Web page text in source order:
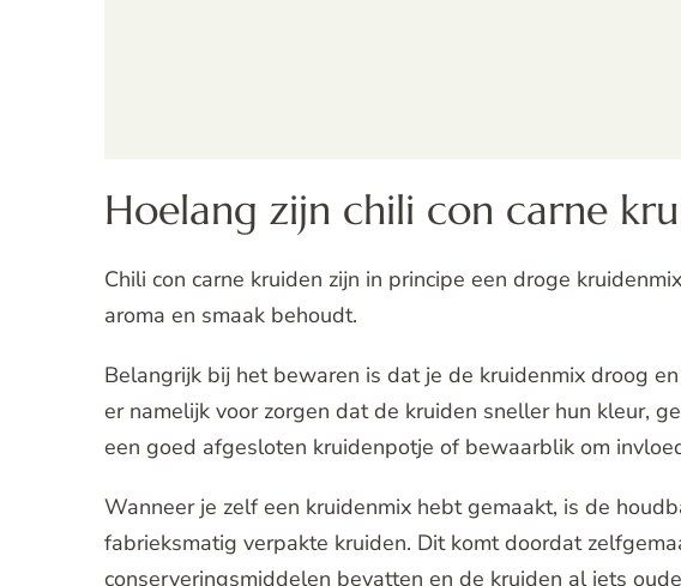
Hoelang zijn chili con carne
Chili con carne kruiden zijn in principe een droge
aroma en smaak behoudt.
Belangrijk bij het bewaren is dat je de kruidenmix droog
er namelijk voor zorgen dat de kruiden sneller hun kleur,
een goed afgesloten kruidenpotje of bewaarblik om
Wanneer je zelf een kruidenmix hebt gemaakt, is de
fabrieksmatig verpakte kruiden. Dit komt doordat
conserveringsmiddelen bevatten en de kruiden al iets